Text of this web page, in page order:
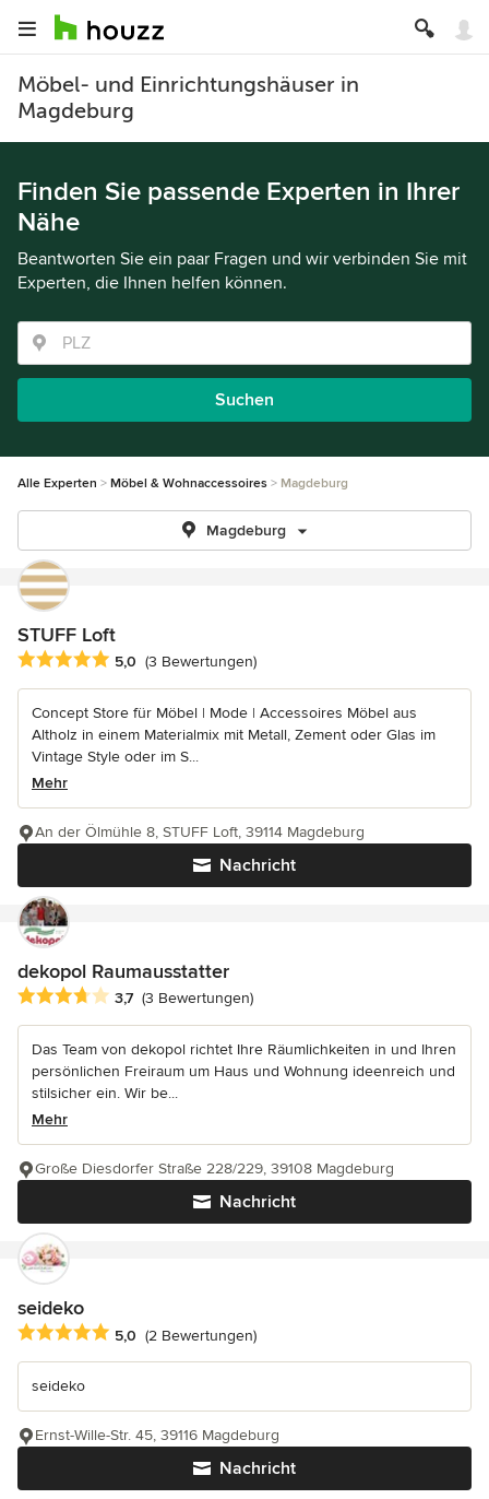
Möbel- und Einrichtungshäuser in
Magdeburg
Finden Sie passende Experten in Ihrer
Nähe
Beantworten Sie ein paar Fragen und wir verbinden Sie mit
Experten, die Ihnen helfen können.
Suchen
Alle Experten Möbel & Wohnaccessoires Magdeburg
Magdeburg
STUFF Loft
Durchschnittliche Bewertung: 5 von 5 Sternen
5,0 (3 Bewertungen)
Concept Store für Möbel | Mode | Accessoires Möbel aus
Altholz in einem Materialmix mit Metall, Zement oder Glas im
Vintage Style oder im S...
Mehr
Nachricht
An der Ölmühle 8, STUFF Loft, 39114 Magdeburg
dekopol Raumausstatter
Durchschnittliche Bewertung: 3.7 von 5 Sternen
3,7 (3 Bewertungen)
Das Team von dekopol richtet Ihre Räumlichkeiten in und Ihren
persönlichen Freiraum um Haus und Wohnung ideenreich und
stilsicher ein. Wir be...
Mehr
Nachricht
Große Diesdorfer Straße 228/229, 39108 Magdeburg
seideko
Durchschnittliche Bewertung: 5 von 5 Sternen
5,0 (2 Bewertungen)
seideko
Nachricht
Ernst-Wille-Str. 45, 39116 Magdeburg